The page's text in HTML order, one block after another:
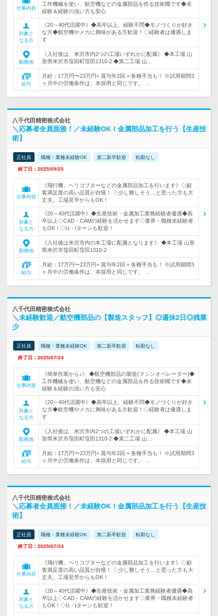
仕事内容
工作機械を使い、航空機などの金属部品を作る技術職です◆未
経験＆経験の浅い方も安心
対象と
なる方
《20～40代活躍中》◆高卒以上、経験不問◆モノづくりが好き
な方◆航空機やメカに興味がある方歓迎！◇経験者は優遇しま
す
勤務地
《入社後は、米沢市内2つの工場いずれかに配属》 ◆本工場 山
形県米沢市窪田町窪田1310-2 ◆第二工場 山…
給与
月給：17万円〜23万円+ 賞与年2回 + 各種手当も！ ※試用期間3
ヶ月中の労働条件は、本採用と同じです。 …
八千代田精密株式会社
＼応募者全員面接！／未経験OK！金属部品加工を行う【生産技
術】
正社員 職種・業種未経験OK 第二新卒歓迎 転勤なし
終了日：2025/09/25
仕事内容
《飛行機、ヘリコプターなどの金属部品加工を行います》◇顧
客満足度の高い品質が自慢！ ◇少し難しそう…と思った方も大
丈夫。工場見学からもOK！
対象と
なる方
《20～40代活躍中》◆生産技術・金属加工業務経験者優遇◆高
卒以上◇CAD・CAMの経験を活かせます◇業界・職種未経験者
もOK！◇U・Iターンも歓迎！
勤務地
《入社後は米沢市内の本工場に配属となります》 ◆本工場 山形
県米沢市窪田町窪田1310-2
給与
月給：17万円〜23万円+ 賞与年2回 + 各種手当も！ ※試用期間3
ヶ月中の労働条件は、本採用と同じです。 …
八千代田精密株式会社
＼未経験歓迎／航空機部品の【製造スタッフ】◎週休2日◎残業
少
正社員 職種・業種未経験OK 第二新卒歓迎 転勤なし
終了日：2025/07/24
仕事内容
《簡単作業から♪》 ◆航空機部品の製造(マシンオペレーター)◆
工作機械を使い、航空機などの金属部品を作る技術職です◆未
経験＆経験の浅い方も安心
対象と
なる方
《20～40代活躍中》◆高卒以上、経験不問◆モノづくりが好き
な方◆航空機やメカに興味がある方歓迎！◇経験者は優遇しま
す
勤務地
《入社後は、米沢市内2つの工場いずれかに配属》 ◆本工場 山
形県米沢市窪田町窪田1310-2 ◆第二工場 山…
給与
月給：17万円〜23万円+ 賞与年2回 + 各種手当も！ ※試用期間3
ヶ月中の労働条件は、本採用と同じです。 …
八千代田精密株式会社
＼応募者全員面接！／未経験OK！金属部品加工を行う【生産技
術】
正社員 職種・業種未経験OK 第二新卒歓迎 転勤なし
終了日：2025/07/24
仕事内容
《飛行機、ヘリコプターなどの金属部品加工を行います》◇顧
客満足度の高い品質が自慢！ ◇少し難しそう…と思った方も大
丈夫。工場見学からもOK！
対象と
なる方
《20～40代活躍中》◆生産技術・金属加工業務経験者優遇◆高
卒以上◇CAD・CAMの経験を活かせます◇業界・職種未経験者
もOK！◇U・Iターンも歓迎！